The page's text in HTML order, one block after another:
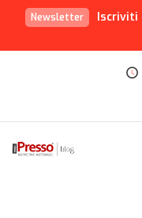
Newsletter
Iscriviti